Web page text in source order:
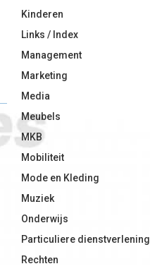
Kinderen
Links / Index
Management
Marketing
Media
Meubels
MKB
Mobiliteit
Mode en Kleding
Muziek
Onderwijs
Particuliere dienstverlening
Rechten